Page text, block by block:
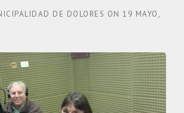
DE DOLORES ON 19 MAYO,